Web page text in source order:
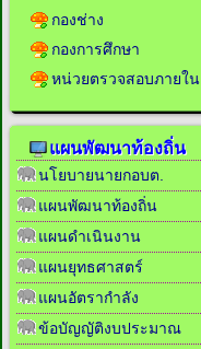
กองช่าง
กองการศึกษา
หน่วยตรวจสอบภายใน
แผนพัฒนาท้องถิ่น
นโยบายนายกอบต.
แผนพัฒนาท้องถิ่น
แผนดำเนินงาน
แผนยุทธศาสตร์
แผนอัตรากำลัง
ข้อบัญญัติงบประมาณ